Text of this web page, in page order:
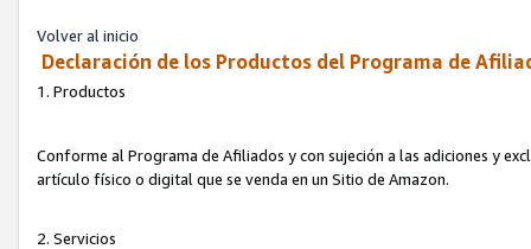
Volver al inicio
Declaración de los Productos del Programa de
1. Productos
Conforme al Programa de Afiliados y con sujeción a las adiciones y
artículo físico o digital que se venda en un Sitio de Amazon.
2. Servicios